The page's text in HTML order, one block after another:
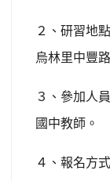
２、研習地
烏林里中豐路
３、參加人
國中教師。
４、報名方